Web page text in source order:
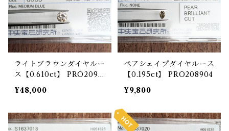
ライトブラウンダイヤルー
ス【0.610ct】 PRO2091
47
¥48,000
ペアシェイプダイヤルース
【0.195ct】 PRO208904
¥9,800